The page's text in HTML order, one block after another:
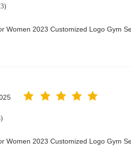
Women 2023 Customized Logo Gym
Women 2023 Customized Logo Gym